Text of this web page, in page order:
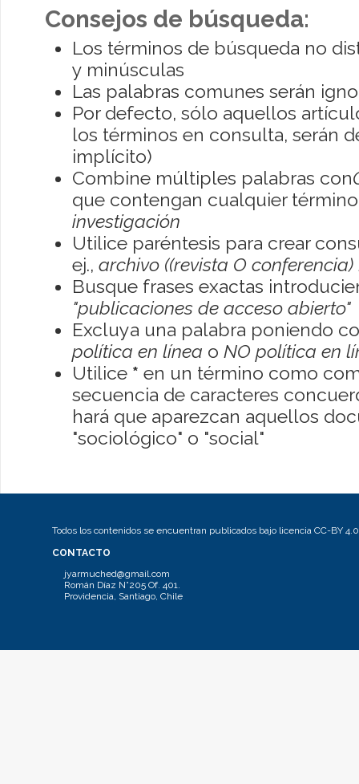
Consejos de búsqueda:
Los términos de búsqueda no
y minúsculas
Las palabras comunes serán
Por defecto, sólo aquellos
los términos en consulta, serán
implícito)
Combine múltiples palabras con
que contengan cualquier
investigación
Utilice paréntesis para crear
ej., archivo ((revista O conferencia)
Busque frases exactas
"publicaciones de acceso abierto"
Excluya una palabra poniendo
política en línea o NO política en
Utilice * en un término como
secuencia de caracteres
hará que aparezcan aquellos
"sociológico" o "social"
Todos los contenidos se encuentran publicados bajo licencia CC-BY 4.0
CONTACTO
jyarmuched@gmail.com
Román Díaz N°205 Of. 401.
Providencia, Santiago, Chile